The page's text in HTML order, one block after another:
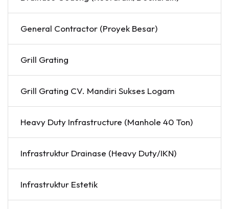
General Contractor (Proyek Besar)
Grill Grating
Grill Grating CV. Mandiri Sukses Logam
Heavy Duty Infrastructure (Manhole 40 Ton)
Infrastruktur Drainase (Heavy Duty/IKN)
Infrastruktur Estetik